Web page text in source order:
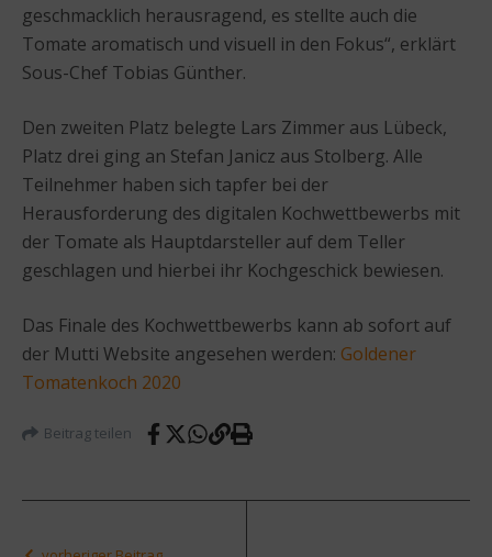
geschmacklich herausragend, es stellte auch die
Tomate aromatisch und visuell in den Fokus“, erklärt
Sous-Chef Tobias Günther.
Den zweiten Platz belegte Lars Zimmer aus Lübeck,
Platz drei ging an Stefan Janicz aus Stolberg. Alle
Teilnehmer haben sich tapfer bei der
Herausforderung des digitalen Kochwettbewerbs mit
der Tomate als Hauptdarsteller auf dem Teller
geschlagen und hierbei ihr Kochgeschick bewiesen.
Das Finale des Kochwettbewerbs kann ab sofort auf
der Mutti Website angesehen werden: Goldener
Tomatenkoch 2020
Beitrag teilen